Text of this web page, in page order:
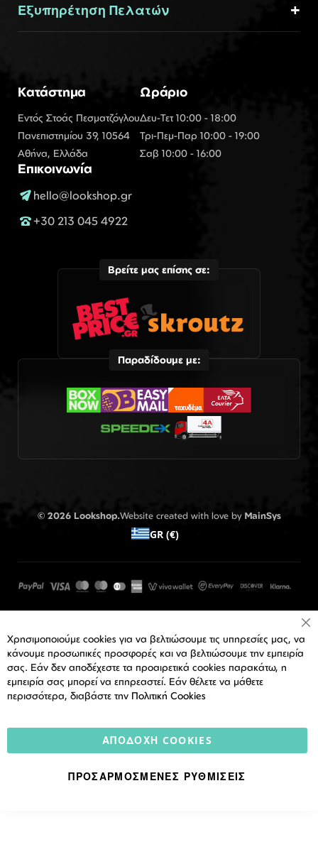
Εξυπηρέτηση Πελατών
Κατάστημα
Εντός Στοάς Πεσματζόγλου
Πανεπιστημίου 39, 10564
Αθήνα, Ελλάδα
Ωράριο
Δευ-Τετ 10:00 - 18:00
Τρι-Πεμ-Παρ 10:00 - 19:00
Σαβ 10:00 - 16:00
Επικοινωνία
hello@lookshop.gr
+30 213 045 4922
Βρείτε μας επίσης σε:
Παραδίδουμε με:
© 2026 Lookshop.Website created with love by MainSys
GR (€)
Χρησιμοποιούμε cookies για να βελτιώσουμε τις υπηρεσίες μας, να
κάνουμε προσωπικές προσφορές και να βελτιώσουμε την εμπειρία
σας. Εάν δεν αποδέχεστε τα προαιρετικά cookies παρακάτω, η
εμπειρία σας μπορεί να επηρεαστεί. Εάν θέλετε να μάθετε
περισσότερα, διαβάστε την Πολιτική Cookies
ΑΠΟΔΟΧΉ COOKIES
ΠΡΟΣΑΡΜΟΣΜΈΝΕΣ ΡΥΘΜΊΣΕΙΣ